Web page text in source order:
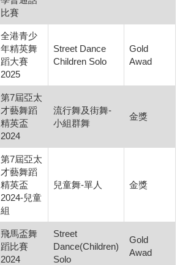
比賽
全港青少
年精英舞
蹈大賽
2025
Street Dance
Children Solo
Gold
Awad
第7屆亞太
才藝舞蹈
精英盃
2024
流行舞及街舞-
小組群舞
金獎
第7屆亞太
才藝舞蹈
精英盃
2024-兒童
組
兒童舞-單人 金獎
飛馬盃舞
蹈比賽
2024
Street
Dance(Children)
Solo
Gold
Awad